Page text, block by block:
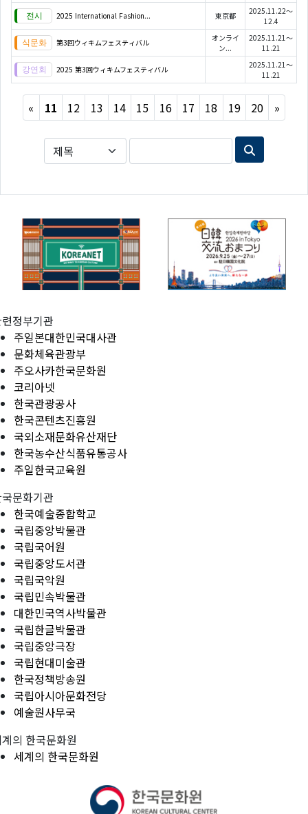
2025 International Fashion... 東京都
2025.11.22～
12.4
第3回ウィキムフェスティバル
オンライ
ン...
2025.11.21～
11.21
2025 第3回ウィキムフェスティバル
2025.11.21～
11.21
« Previous
11 12 13 14 15 16 17 18 19 20 »Next
정부기관
주일본대한민국대사관
문화체육관광부
주오사카한국문화원
코리아넷
한국관광공사
한국콘텐츠진흥원
국외소재문화유산재단
한국농수산식품유통공사
주일한국교육원
문화기관
한국예술종합학교
국립중앙박물관
국립국어원
국립중앙도서관
국립국악원
국립민속박물관
대한민국역사박물관
국립한글박물관
국립중앙극장
국립현대미술관
한국정책방송원
국립아시아문화전당
예술원사무국
의 한국문화원
세계의 한국문화원